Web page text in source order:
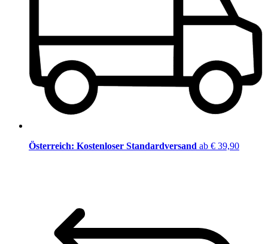
Österreich: Kostenloser Standardversand ab € 39,90